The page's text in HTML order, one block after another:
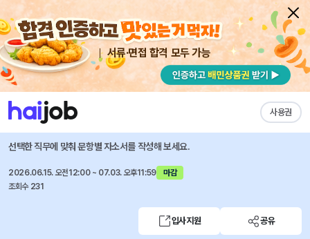
서류·면접 합격 모두 가능
사용권
채용공고 자소서 자유항목 자소서 내 작성목록
카카오뱅크 즐겨찾기
Security 분야 채용연계형 인턴 채용
선택한 직무에 맞춰 문항별 자소서를 작성해 보세요.
2026.06.15. 오전12:00 ~ 07.03. 오후11:59
마감
조회수 231
입사지원 공유